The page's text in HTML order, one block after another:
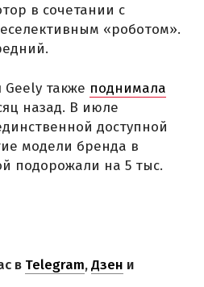
в сочетании с
«роботом».
также поднимала
назад. В июле
доступной
модели бренда в
подорожали на 5 тыс.
в Telegram,Дзен и